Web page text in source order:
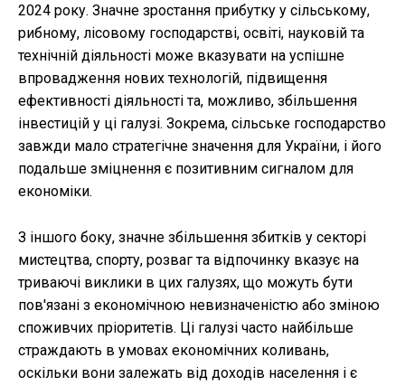
2024 року. Значне зростання прибутку у сільському,
рибному, лісовому господарстві, освіті, науковій та
технічній діяльності може вказувати на успішне
впровадження нових технологій, підвищення
ефективності діяльності та, можливо, збільшення
інвестицій у ці галузі. Зокрема, сільське господарство
завжди мало стратегічне значення для України, і його
подальше зміцнення є позитивним сигналом для
економіки.
З іншого боку, значне збільшення збитків у секторі
мистецтва, спорту, розваг та відпочинку вказує на
триваючі виклики в цих галузях, що можуть бути
пов'язані з економічною невизначеністю або зміною
споживчих пріоритетів. Ці галузі часто найбільше
страждають в умовах економічних коливань,
оскільки вони залежать від доходів населення і є